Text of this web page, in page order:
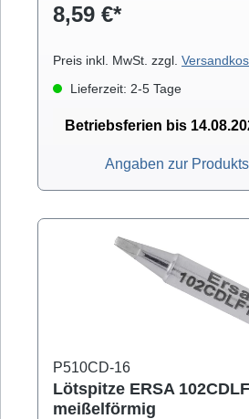
8,59 €*
Preis inkl. MwSt. zzgl.
Lieferzeit: 2-5 Tage
Betriebsferien bis
Angaben zur
P510CD-16
Lötspitze ERSA
meißelförmig